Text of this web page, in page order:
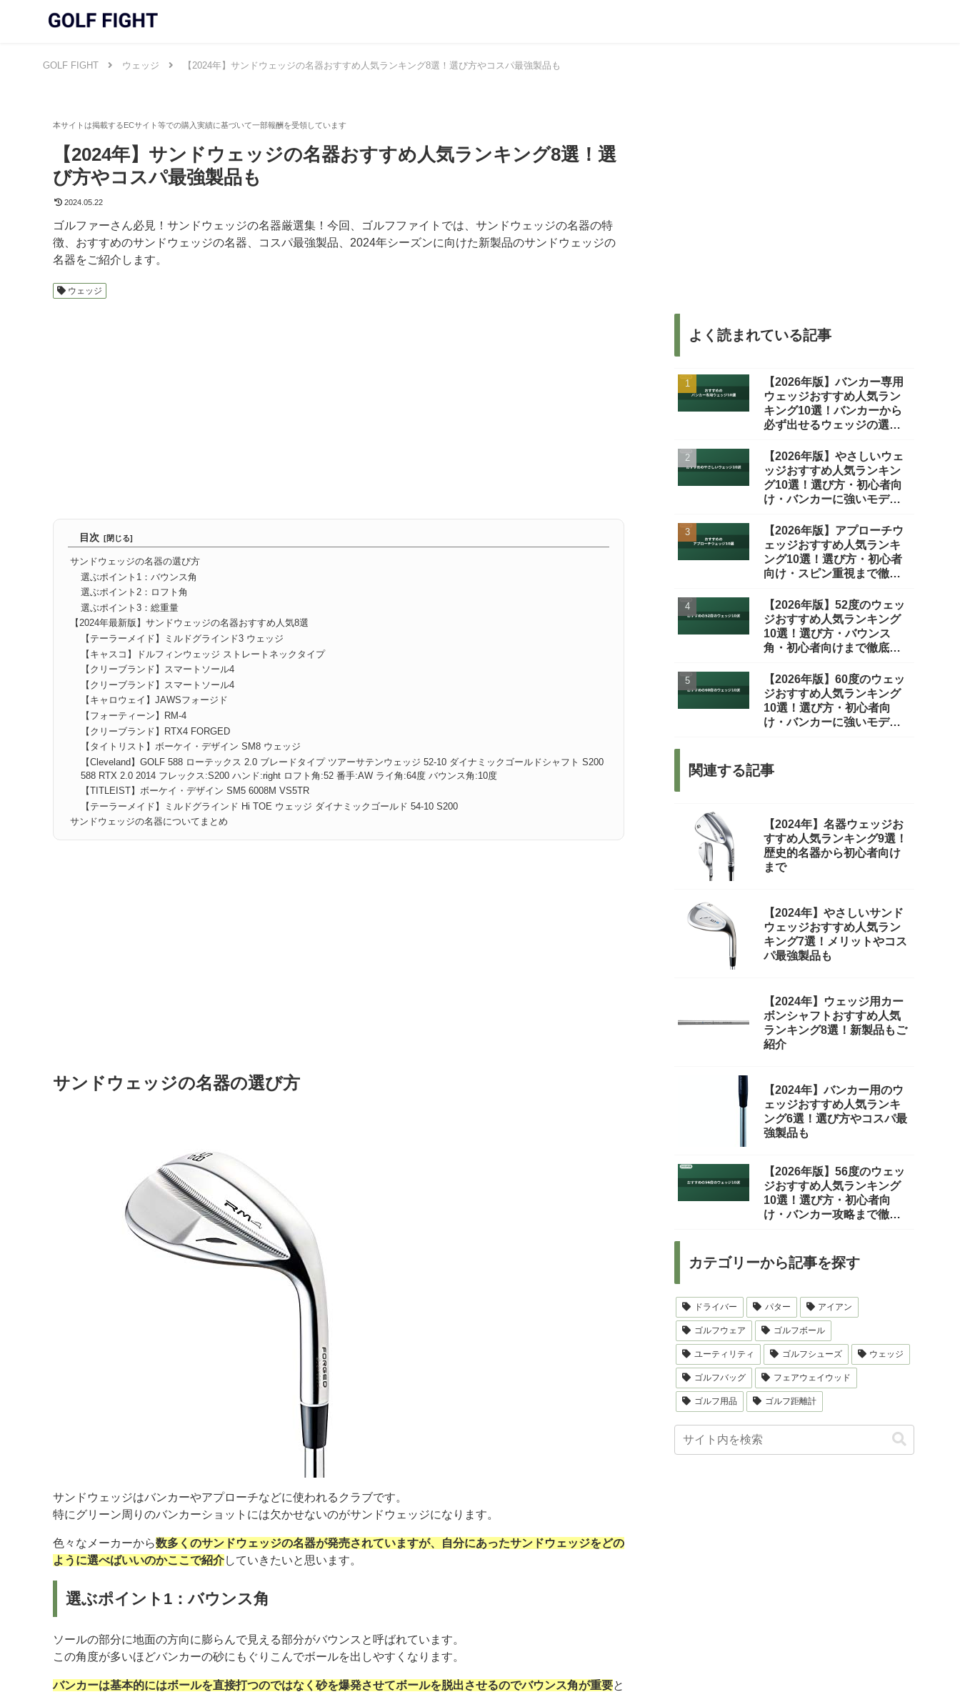
GOLF FIGHT ウェッジ 【2024年】サンドウェッジの名器おすすめ人気ランキング8選！選び方やコスパ最強製品も
【2024年】サンドウェッジの名器おすすめ人気ランキング8選！選
び方やコスパ最強製品も
2024.05.22
ゴルファーさん必見！サンドウェッジの名器厳選集！今回、ゴルフファイトでは、サンドウェッジの名器の特
徴、おすすめのサンドウェッジの名器、コスパ最強製品、2024年シーズンに向けた新製品のサンドウェッジの
名器をご紹介します。
ウェッジ
目次
サンドウェッジの名器の選び方
選ぶポイント1：バウンス角
選ぶポイント2：ロフト角
選ぶポイント3：総重量
【2024年最新版】サンドウェッジの名器おすすめ人気8選
【テーラーメイド】ミルドグラインド3 ウェッジ
【キャスコ】ドルフィンウェッジ ストレートネックタイプ
【クリーブランド】スマートソール4
【クリーブランド】スマートソール4
【キャロウェイ】JAWSフォージド
【フォーティーン】RM-4
【クリーブランド】RTX4 FORGED
【タイトリスト】ボーケイ・デザイン SM8 ウェッジ
【Cleveland】GOLF 588 ローテックス 2.0 ブレードタイプ ツアーサテンウェッジ 52-10 ダイナミックゴールドシャフト S200
588 RTX 2.0 2014 フレックス:S200 ハンド:right ロフト角:52 番手:AW ライ角:64度 バウンス角:10度
【TITLEIST】ボーケイ・デザイン SM5 6008M VS5TR
【テーラーメイド】ミルドグラインド Hi TOE ウェッジ ダイナミックゴールド 54-10 S200
サンドウェッジの名器についてまとめ
サンドウェッジの名器の選び方
サンドウェッジはバンカーやアプローチなどに使われるクラブです。
特にグリーン周りのバンカーショットには欠かせないのがサンドウェッジになります。
色々なメーカーから数多くのサンドウェッジの名器が発売されていますが、自分にあったサンドウェッジをどの
ように選べばいいのかここで紹介していきたいと思います。
選ぶポイント1：バウンス角
ソールの部分に地面の方向に膨らんで見える部分がバウンスと呼ばれています。
この角度が多いほどバンカーの砂にもぐりこんでボールを出しやすくなります。
バンカーは基本的にはボールを直接打つのではなく砂を爆発させてボールを脱出させるのでバウンス角が重要と
よく読まれている記事
【2026年版】バンカー専用
ウェッジおすすめ人気ラン
キング10選！バンカーから
必ず出せるウェッジの選び
【2026年版】やさしいウェ
ッジおすすめ人気ランキン
グ10選！選び方・初心者向
け・バンカーに強いモデル
【2026年版】アプローチウ
ェッジおすすめ人気ランキ
ング10選！選び方・初心者
向け・スピン重視まで徹底
【2026年版】52度のウェッ
ジおすすめ人気ランキング
10選！選び方・バウンス
角・初心者向けまで徹底比
【2026年版】60度のウェッ
ジおすすめ人気ランキング
10選！選び方・初心者向
け・バンカーに強いモデル
関連する記事
【2024年】名器ウェッジお
すすめ人気ランキング9選！
歴史的名器から初心者向け
まで
【2024年】やさしいサンド
ウェッジおすすめ人気ラン
キング7選！メリットやコス
パ最強製品も
【2024年】ウェッジ用カー
ボンシャフトおすすめ人気
ランキング8選！新製品もご
紹介
【2024年】バンカー用のウ
ェッジおすすめ人気ランキ
ング6選！選び方やコスパ最
強製品も
【2026年版】56度のウェッ
ジおすすめ人気ランキング
10選！選び方・初心者向
け・バンカー攻略まで徹底
カテゴリーから記事を探す
ドライバー パター アイアン
ゴルフウェア ゴルフボール
ユーティリティ ゴルフシューズ ウェッジ
ゴルフバッグ フェアウェイウッド
ゴルフ用品 ゴルフ距離計